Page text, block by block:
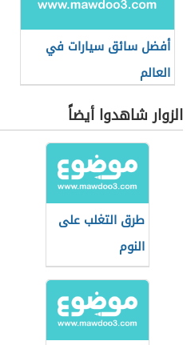
أفضل سائق سيارات في
العالم
الزوار شاهدوا أيضاً
طرق التغلب على
النوم